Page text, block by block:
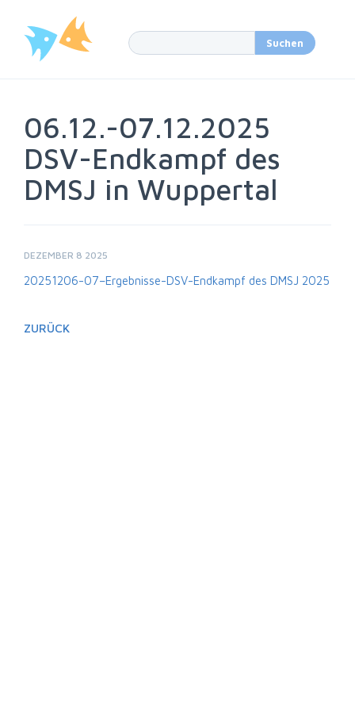
06.12.-07.12.2025
DSV-Endkampf des
DMSJ in Wuppertal
DEZEMBER 8 2025
20251206-07–Ergebnisse-DSV-Endkampf des DMSJ 2025
ZURÜCK